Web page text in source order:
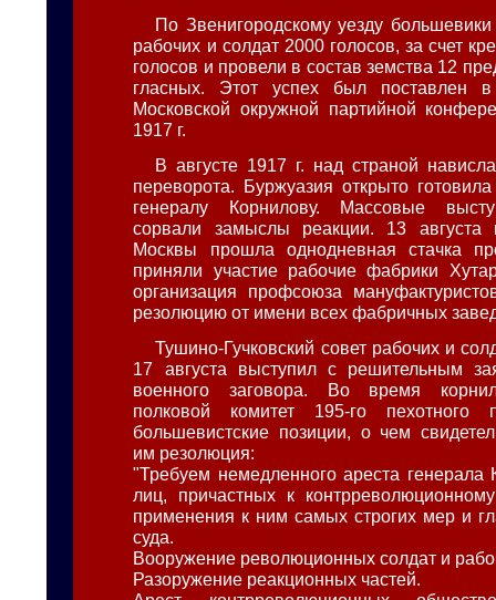
По Звенигородскому уезду большевики
рабочих и солдат 2000 голосов, за счет
голосов и провели в состав земства 12
гласных. Этот успех был поставлен
Московской окружной партийной
1917 г.
В августе 1917 г. над страной
переворота. Буржуазия открыто
генералу Корнилову. Массовые
сорвали замыслы реакции. 13 августа
Москвы прошла однодневная стачка
приняли участие рабочие фабрики
организация профсоюза
резолюцию от имени всех фабричных
Тушино-Гучковский совет рабочих и
17 августа выступил с решительным
военного заговора. Во время
полковой комитет 195-го пехотного
большевистские позиции, о чем
им резолюция:
"Требуем немедленного ареста генерала
лиц, причастных к
применения к ним самых строгих мер и
суда.
Вооружение революционных солдат и
Разоружение реакционных частей.